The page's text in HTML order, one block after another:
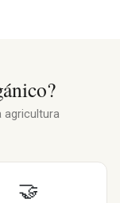
agricultura
🤝